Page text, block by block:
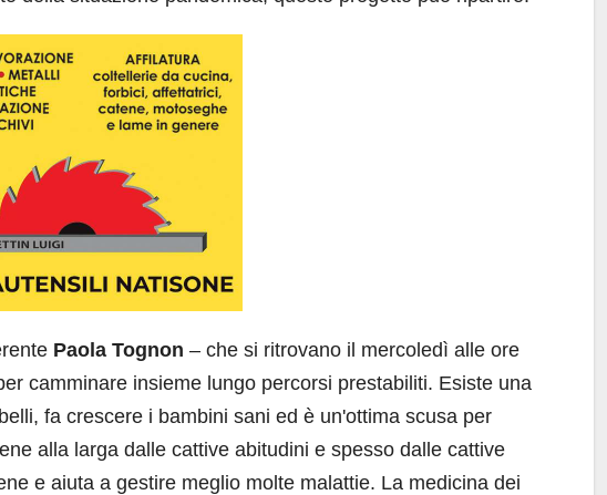
Paola Tognon – che si ritrovano il mercoledì alle ore
camminare insieme lungo percorsi prestabiliti. Esiste una
fa crescere i bambini sani ed è un'ottima scusa per
alla larga dalle cattive abitudini e spesso dalle cattive
e aiuta a gestire meglio molte malattie. La medicina dei